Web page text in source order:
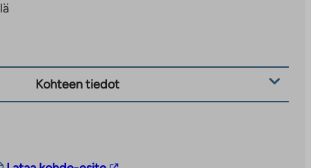
Kohteen tiedot